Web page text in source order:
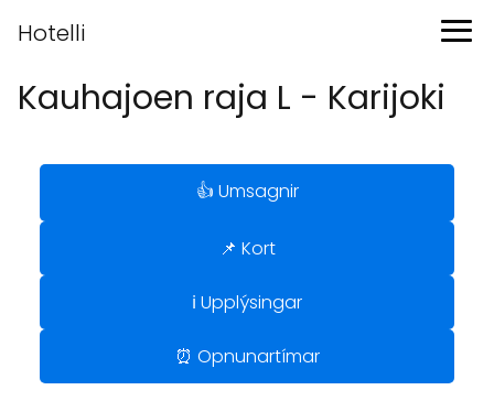
Hotelli
Kauhajoen raja L - Karijoki
👍 Umsagnir
📌 Kort
ℹ️ Upplýsingar
⏰ Opnunartímar